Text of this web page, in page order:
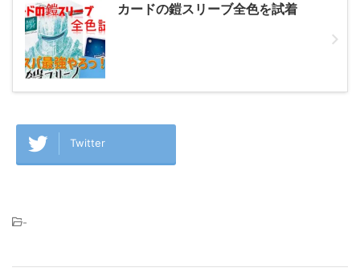
カードの鎧スリーブ全色を試着
Twitter
-